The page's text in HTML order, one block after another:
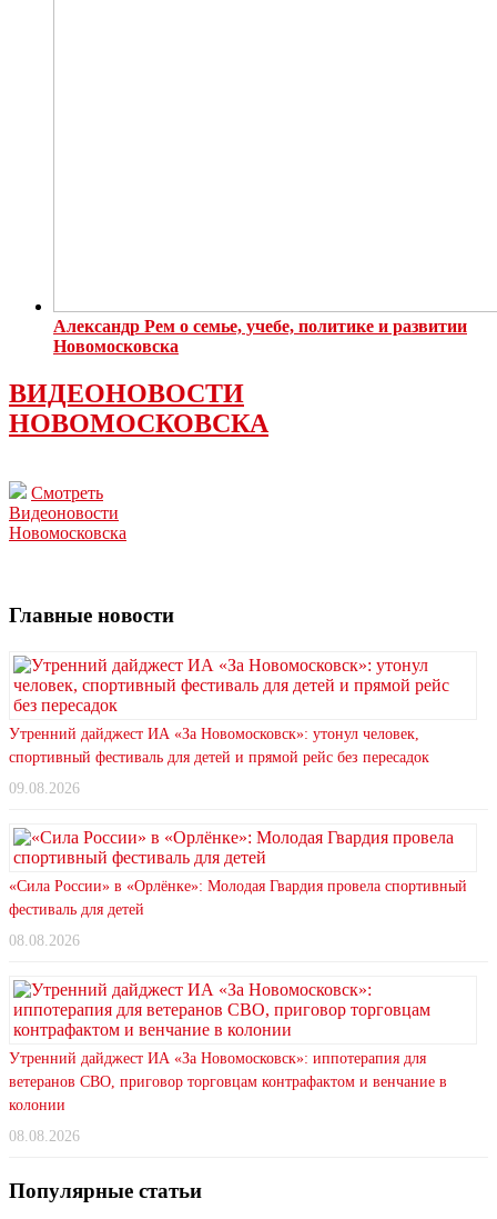
Александр Рем о семье, учебе, политике и развитии
Новомосковска
ВИДЕОНОВОСТИ
НОВОМОСКОВСКА
Смотреть
Видеоновости
Новомосковска
Главные новости
Утренний дайджест ИА «За Новомосковск»: утонул человек,
спортивный фестиваль для детей и прямой рейс без пересадок
09.08.2026
«Сила России» в «Орлёнке»: Молодая Гвардия провела спортивный
фестиваль для детей
08.08.2026
Утренний дайджест ИА «За Новомосковск»: иппотерапия для
ветеранов СВО, приговор торговцам контрафактом и венчание в
колонии
08.08.2026
Популярные статьи